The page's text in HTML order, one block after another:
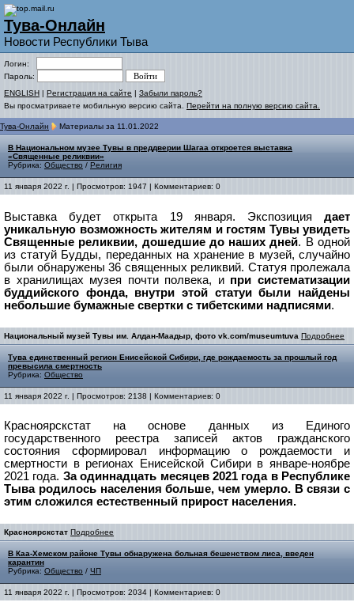
Тува-Онлайн
Новости Республики Тыва
Логин:
Пароль:
ENGLISH | Регистрация на сайте | Забыли пароль?
Вы просматриваете мобильную версию сайта. Перейти на полную версию сайта.
Тува-Онлайн Материалы за 11.01.2022
В Национальном музее Тувы в преддверии Шагаа откроется выставка
«Священные реликвии»
Рубрика: Общество / Религия
11 января 2022 г. | Просмотров: 1947 | Комментариев: 0
Выставка будет открыта 19 января. Экспозиция дает
уникальную возможность жителям и гостям Тувы увидеть
Священные реликвии, дошедшие до наших дней. В одной
из статуй Будды, переданных на хранение в музей, случайно
были обнаружены 36 священных реликвий. Статуя пролежала
в хранилищах музея почти полвека, и при систематизации
буддийского фонда, внутри этой статуи были найдены
небольшие бумажные свертки с тибетскими надписями.
Национальный музей Тувы им. Алдан-Маадыр, фото vk.com/museumtuva Подробнее
Тува единственный регион Енисейской Сибири, где рождаемость за прошлый год
превысила смертность
Рубрика: Общество
11 января 2022 г. | Просмотров: 2138 | Комментариев: 0
Красноярскстат на основе данных из Единого
государственного реестра записей актов гражданского
состояния сформировал информацию о рождаемости и
смертности в регионах Енисейской Сибири в январе-ноябре
2021 года. За одиннадцать месяцев 2021 года в Республике
Тыва родилось населения больше, чем умерло. В связи с
этим сложился естественный прирост населения.
Красноярскстат Подробнее
В Каа-Хемском районе Тувы обнаружена больная бешенством лиса, введен
карантин
Рубрика: Общество / ЧП
11 января 2022 г. | Просмотров: 2034 | Комментариев: 0